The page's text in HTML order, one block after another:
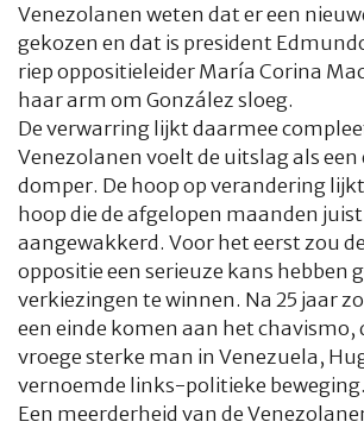
Venezolanen weten dat er een
gekozen en dat is president
riep oppositieleider María Corina
haar arm om González sloeg.
De verwarring lijkt daarmee
Venezolanen voelt de uitslag als
domper. De hoop op verandering
hoop die de afgelopen maanden
aangewakkerd. Voor het eerst zou
oppositie een serieuze kans hebben
verkiezingen te winnen. Na 25 jaar
een einde komen aan het chavismo,
vroege sterke man in Venezuela,
vernoemde links-politieke beweging.
Een meerderheid van de